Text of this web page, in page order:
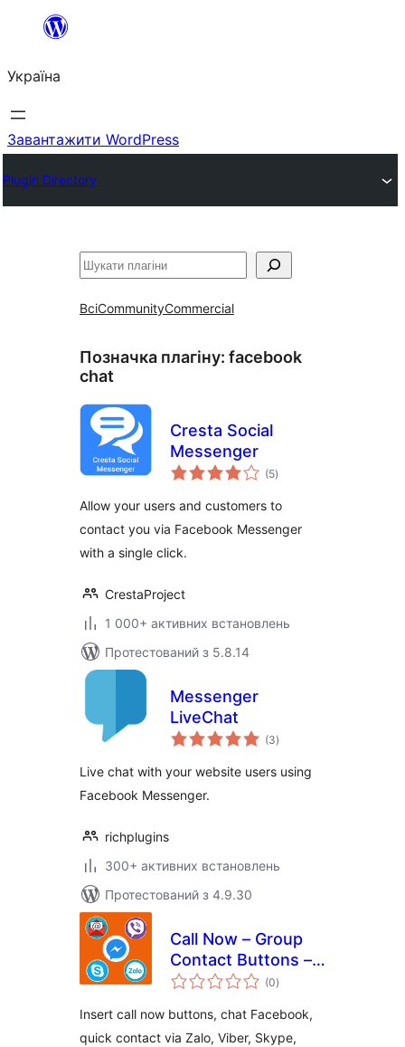
Перейти
вмісту
Україна
Завантажити WordPress
Plugin Directory
Пошук
ВсіCommunityCommercial
Позначка плагіну: facebook
chat
Cresta Social
Messenger
(5загальний
рейтинг
)
Allow your users and customers to
contact you via Facebook Messenger
with a single click.
CrestaProject
1 000+ активних встановлень
Протестований з 5.8.14
Messenger
LiveChat
(3загальний
рейтинг
)
Live chat with your website users using
Facebook Messenger.
richplugins
300+ активних встановлень
Протестований з 4.9.30
Call Now – Group
Contact Buttons –
PHT Blog
(0загальний
рейтинг
)
Insert call now buttons, chat Facebook,
quick contact via Zalo, Viber, Skype,